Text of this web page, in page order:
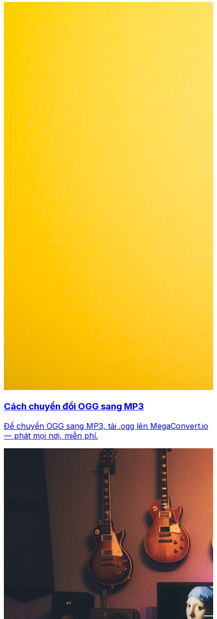
Cách chuyển đổi OGG sang MP3
Để chuyển OGG sang MP3, tải .ogg lên MegaConvert.io
— phát mọi nơi, miễn phí.